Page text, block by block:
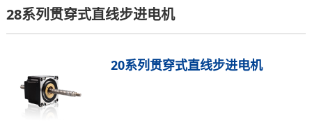
28系列贯穿式直线步进电机
20系列贯穿式直线步进电机